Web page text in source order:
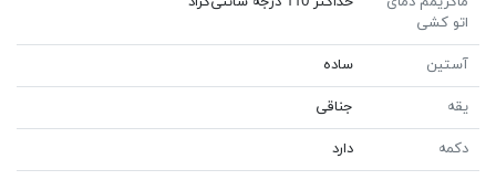
اتو کشی
آستین ساده
یقه جناقی
دکمه دارد